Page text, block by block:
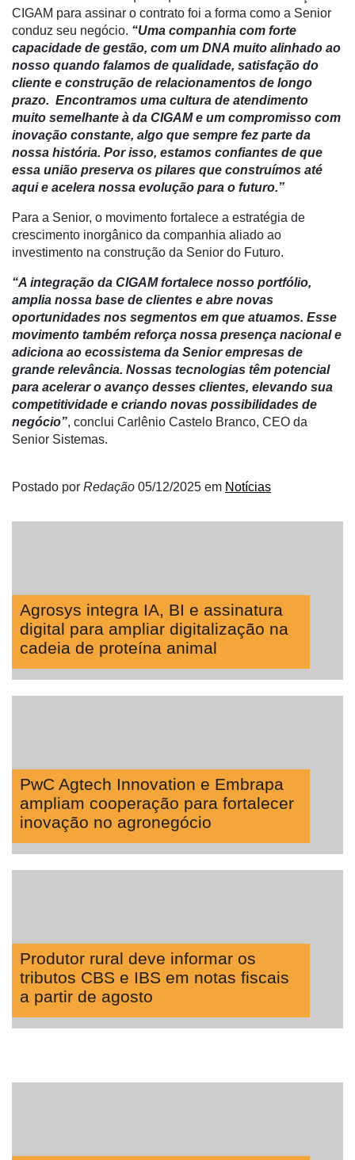
CIGAM para assinar o contrato foi a forma como a Senior
conduz seu negócio. “Uma companhia com forte
capacidade de gestão, com um DNA muito alinhado ao
nosso quando falamos de qualidade, satisfação do
cliente e construção de relacionamentos de longo
prazo. Encontramos uma cultura de atendimento
muito semelhante à da CIGAM e um compromisso com
inovação constante, algo que sempre fez parte da
nossa história. Por isso, estamos confiantes de que
essa união preserva os pilares que construímos até
aqui e acelera nossa evolução para o futuro.”
Para a Senior, o movimento fortalece a estratégia de
crescimento inorgânico da companhia aliado ao
investimento na construção da Senior do Futuro.
“A integração da CIGAM fortalece nosso portfólio,
amplia nossa base de clientes e abre novas
oportunidades nos segmentos em que atuamos. Esse
movimento também reforça nossa presença nacional e
adiciona ao ecossistema da Senior empresas de
grande relevância. Nossas tecnologias têm potencial
para acelerar o avanço desses clientes, elevando sua
competitividade e criando novas possibilidades de
negócio”, conclui Carlênio Castelo Branco, CEO da
Senior Sistemas.
Postado por Redação 05/12/2025 em Notícias
Agrosys integra IA, BI e assinatura
digital para ampliar digitalização na
cadeia de proteína animal
PwC Agtech Innovation e Embrapa
ampliam cooperação para fortalecer
inovação no agronegócio
Produtor rural deve informar os
tributos CBS e IBS em notas fiscais
a partir de agosto